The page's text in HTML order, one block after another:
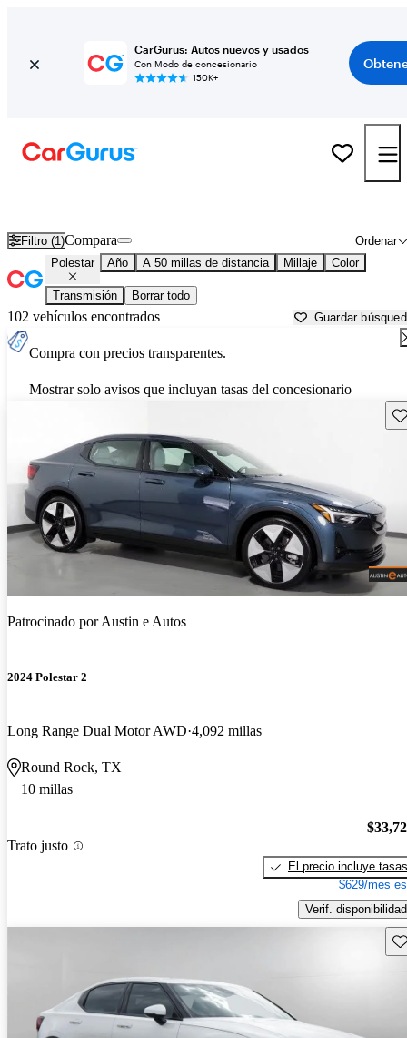
CarGurus: Autos nuevos y usados
Con Modo de concesionario
150K+
Filtro (1) Ordenar
Compara
Polestar Año A 50 millas de distancia Millaje Color
Transmisión Borrar todo
102 vehículos encontrados Guardar
Compra con precios transparentes.
Mostrar solo avisos que incluyan tasas del concesionario
Patrocinado porAustin e Autos
2024 Polestar 2
Long Range Dual Motor AWD 4,092 millas
Round Rock, TX
10 millas
Trato justo
El precio incluye tasas
$629/mes
Verif. disponibilidad